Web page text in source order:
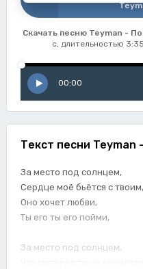
Скачать песню Teyman -
с, длительностью
00:00
Текст песни Teyman
За место под солнцем,
Сердце моё бьётся с твоим,
Оно хочет любви,
Ты его ты его пойми,
За место под солнцем,